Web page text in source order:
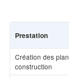
Prestation
Création des
construction